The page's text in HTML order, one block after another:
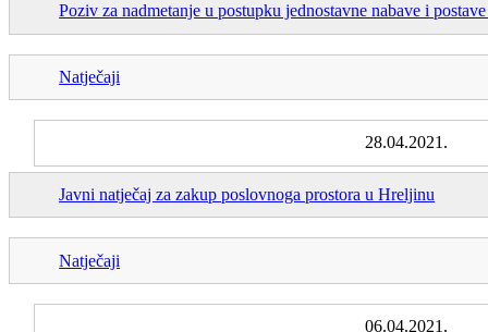
Poziv za nadmetanje u postupku jednostavne nabave i
Natječaji
28.04.2021.
Javni natječaj za zakup poslovnoga prostora u Hreljinu
Natječaji
06.04.2021.